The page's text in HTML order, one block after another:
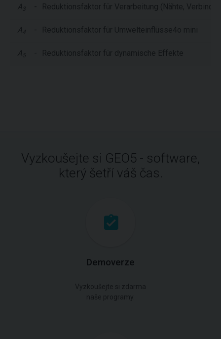
A 3 - Reduktionsfaktor für Verarbeitung (Nähte,
A 4 - Reduktionsfaktor für Umwelteinflüsse4o mini
A 5 - Reduktionsfaktor für dynamische Effekte
Vyzkoušejte si GEO5 - software,
který šetří váš čas.
Demoverze
Vyzkoušejte si zdarma
naše programy.